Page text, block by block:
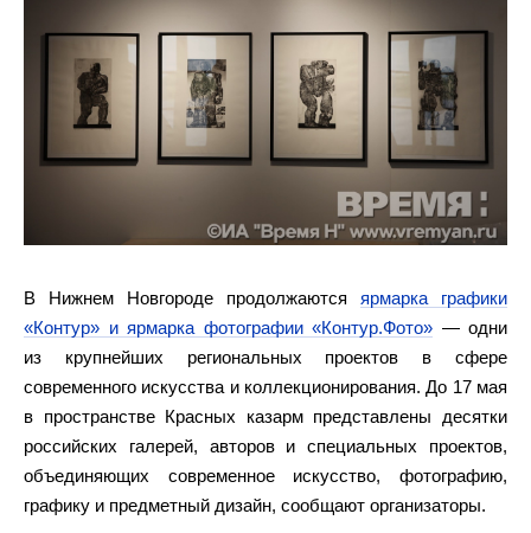
В Нижнем Новгороде продолжаются ярмарка графики
«Контур» и ярмарка фотографии «Контур.Фото» — одни
из крупнейших региональных проектов в сфере
современного искусства и коллекционирования. До 17 мая
в пространстве Красных казарм представлены десятки
российских галерей, авторов и специальных проектов,
объединяющих современное искусство, фотографию,
графику и предметный дизайн, сообщают организаторы.